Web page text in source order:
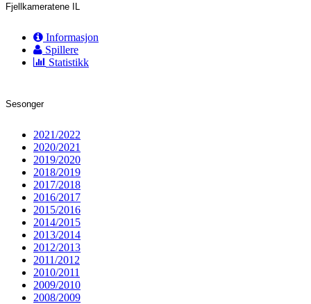
Fjellkameratene IL
Informasjon
Spillere
Statistikk
Sesonger
2021/2022
2020/2021
2019/2020
2018/2019
2017/2018
2016/2017
2015/2016
2014/2015
2013/2014
2012/2013
2011/2012
2010/2011
2009/2010
2008/2009